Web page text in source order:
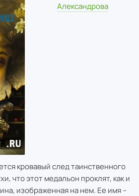
Александрова
кровавый след таинственного
что этот медальон проклят, как и
изображенная на нем. Ее имя –